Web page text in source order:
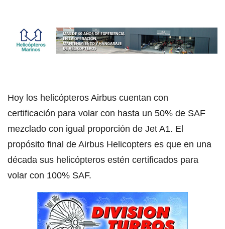
Hoy los helicópteros Airbus cuentan con
certificación para volar con hasta un 50% de SAF
mezclado con igual proporción de Jet A1. El
propósito final de Airbus Helicopters es que en una
década sus helicópteros estén certificados para
volar con 100% SAF.